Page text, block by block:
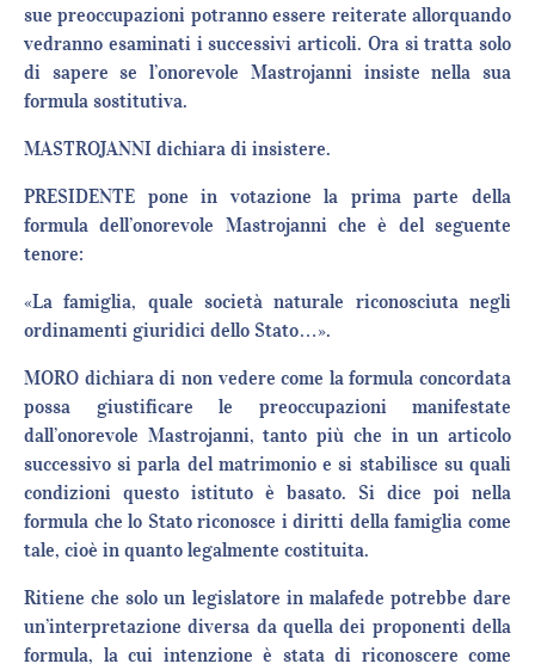
sue preoccupazioni potranno essere reiterate allorquando
vedranno esaminati i successivi articoli. Ora si tratta solo
di sapere se l’onorevole Mastrojanni insiste nella sua
formula sostitutiva.
MASTROJANNI dichiara di insistere.
PRESIDENTE pone in votazione la prima parte della
formula dell’onorevole Mastrojanni che è del seguente
tenore:
«La famiglia, quale società naturale riconosciuta negli
ordinamenti giuridici dello Stato…».
MORO dichiara di non vedere come la formula concordata
possa giustificare le preoccupazioni manifestate
dall’onorevole Mastrojanni, tanto più che in un articolo
successivo si parla del matrimonio e si stabilisce su quali
condizioni questo istituto è basato. Si dice poi nella
formula che lo Stato riconosce i diritti della famiglia come
tale, cioè in quanto legalmente costituita.
Ritiene che solo un legislatore in malafede potrebbe dare
un’interpretazione diversa da quella dei proponenti della
formula, la cui intenzione è stata di riconoscere come